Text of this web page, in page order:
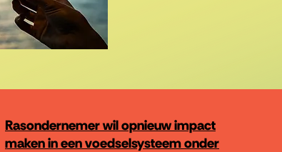
Rasondernemer wil opnieuw impact
maken in een voedselsysteem onder